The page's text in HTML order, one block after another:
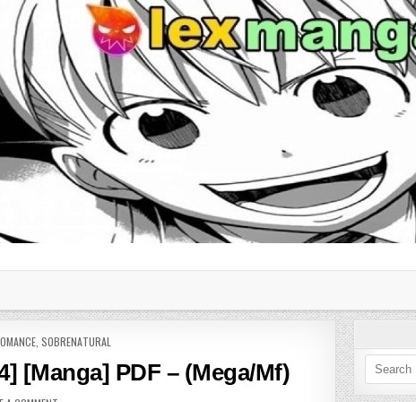
,SOBRENATURAL
[Manga] PDF – (Mega/Mf) Search for: